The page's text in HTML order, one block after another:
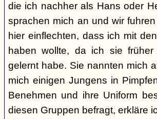
die ich nachher als Hans oder
sprachen mich an und wir
hier einflechten, dass ich mit
haben wollte, da ich sie
gelernt habe. Sie nannten mich
mich einigen Jungens in
Benehmen und ihre Uniform
diesen Gruppen befragt, erkläre